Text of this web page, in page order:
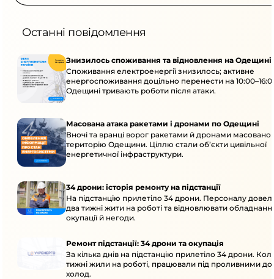
Останні повідомлення
Знизилось споживання та відновлення на Одещині
Споживання електроенергії знизилось; активне
енергоспоживання доцільно перенести на
Одещині тривають роботи після атаки.
Масована атака ракетами і дронами по Одещині
Вночі та вранці ворог ракетами й дронами масовано
територію Одещини. Ціллю стали об’єкти цивільної
енергетичної інфраструктури.
34 дрони: історія ремонту на підстанції
На підстанцію прилетіло 34 дрони. Персоналу
два тижні жити на роботі та відновлювати
окупації й негоди.
Ремонт підстанції: 34 дрони та окупація
За кілька днів на підстанцію прилетіло 34 дрони.
тижні жили на роботі, працювали під проливними
холод.